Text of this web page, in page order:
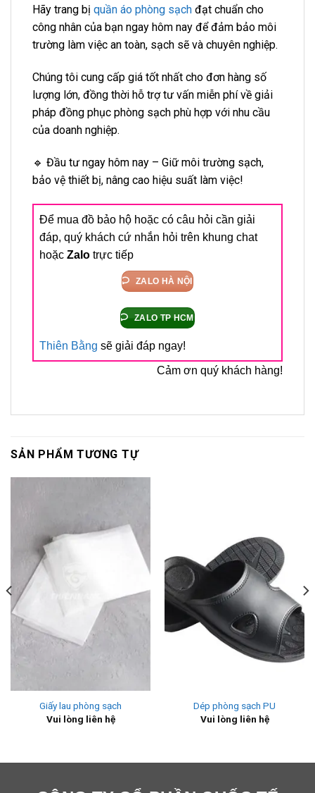
Hãy trang bị quần áo phòng sạch đạt chuẩn cho
công nhân của bạn ngay hôm nay để đảm bảo môi
trường làm việc an toàn, sạch sẽ và chuyên nghiệp.
Chúng tôi cung cấp giá tốt nhất cho đơn hàng số
lượng lớn, đồng thời hỗ trợ tư vấn miễn phí về giải
pháp đồng phục phòng sạch phù hợp với nhu cầu
của doanh nghiệp.
🔹 Đầu tư ngay hôm nay – Giữ môi trường sạch,
bảo vệ thiết bị, nâng cao hiệu suất làm việc!
Để mua đồ bảo hộ hoặc có câu hỏi cần giải
đáp, quý khách cứ nhắn hỏi trên khung chat
hoặc Zalo trực tiếp
ZALO HÀ NỘI
ZALO TP HCM
Thiên Bằng sẽ giải đáp ngay!
Cảm ơn quý khách hàng!
SẢN PHẨM TƯƠNG TỰ
Giấy lau phòng sạch
Vui lòng liên hệ
Dép phòng sạch PU
Vui lòng liên hệ